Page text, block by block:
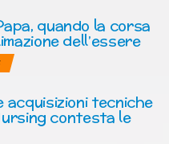
quando la corsa
dell’essere
acquisizioni tecniche
contesta le